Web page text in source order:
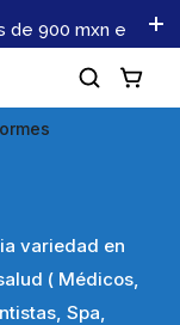
900 mxn en
variedad en
( Médicos,
Spa,